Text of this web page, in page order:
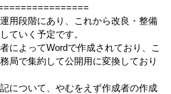
用段階にあり、これから改良・整備
ていく予定です。
によってWordで作成されており、こ
局で集約して公開用に変換しており
について、やむをえず作成者の作成